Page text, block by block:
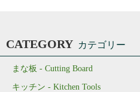
CATEGORY カテゴリー
まな板 - Cutting Board
キッチン - Kitchen Tools